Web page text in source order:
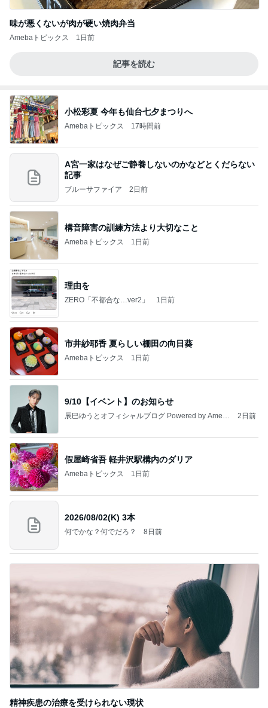
味が悪くないが肉が硬い焼肉弁当
Amebaトピックス 1日前
記事を読む
小松彩夏 今年も仙台七夕まつりへ
Amebaトピックス 17時間前
A宮一家はなぜご静養しないのかなどとくだらない
記事
ブルーサファイア 2日前
構音障害の訓練方法より大切なこと
Amebaトピックス 1日前
理由を
ZERO「不都合な…ver2」 1日前
市井紗耶香 夏らしい棚田の向日葵
Amebaトピックス 1日前
9/10【イベント】のお知らせ
辰巳ゆうとオフィシャルブログ Powered by Ameb
2日前
假屋崎省吾 軽井沢駅構内のダリア
Amebaトピックス 1日前
2026/08/02(K) 3本
何でかな？何でだろ？ 8日前
精神疾患の治療を受けられない現状